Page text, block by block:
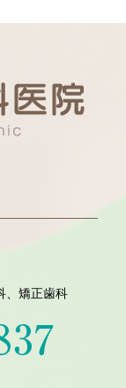
、矯正歯科